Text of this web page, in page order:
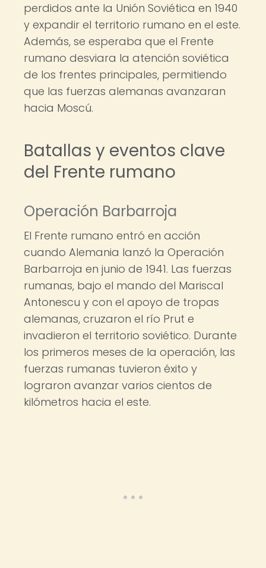
perdidos ante la Unión Soviética en 1940
y expandir el territorio rumano en el este.
Además, se esperaba que el Frente
rumano desviara la atención soviética
de los frentes principales, permitiendo
que las fuerzas alemanas avanzaran
hacia Moscú.
Batallas y eventos clave
del Frente rumano
Operación Barbarroja
El Frente rumano entró en acción
cuando Alemania lanzó la Operación
Barbarroja en junio de 1941. Las fuerzas
rumanas, bajo el mando del Mariscal
Antonescu y con el apoyo de tropas
alemanas, cruzaron el río Prut e
invadieron el territorio soviético. Durante
los primeros meses de la operación, las
fuerzas rumanas tuvieron éxito y
lograron avanzar varios cientos de
kilómetros hacia el este.